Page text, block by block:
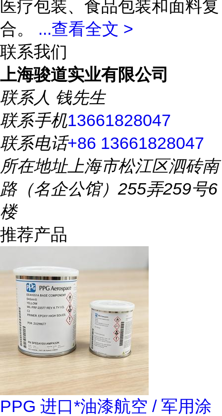
医疗包装、食品包装和面料复
合。 ...查看全文 >
联系我们
上海骏道实业有限公司
联系人 钱先生
联系手机13661828047
联系电话+86 13661828047
所在地址上海市松江区泗砖南
路（名企公馆）255弄259号6
楼
推荐产品
PPG 进口*油漆航空 / 军用涂